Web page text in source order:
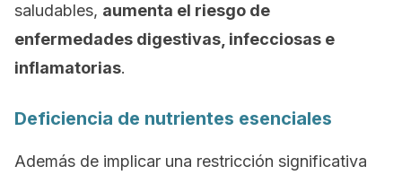
saludables, aumenta el riesgo de
enfermedades digestivas, infecciosas e
inflamatorias.
Deficiencia de nutrientes esenciales
Además de implicar una restricción significativa